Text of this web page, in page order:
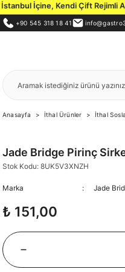
İçine, Kendi Çift Rejimli
+90 545 318 18 41
Anasayfa İthal Ürünler İthal
Jade Bridge Pirinç
Stok Kodu: 8UK5V3XNZH
Marka Jade
₺ 151,00